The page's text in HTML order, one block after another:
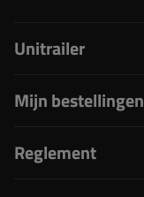
Unitrailer
Mijn bestellingen
Reglement